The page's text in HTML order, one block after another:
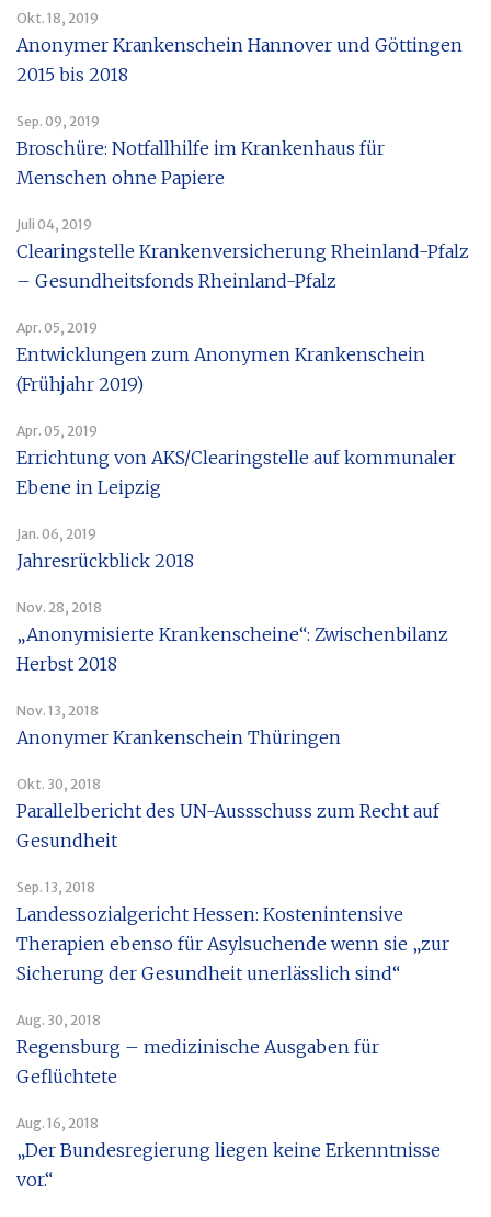
Okt. 18, 2019
Anonymer Krankenschein Hannover und Göttingen
2015 bis 2018
Sep. 09, 2019
Broschüre: Notfallhilfe im Krankenhaus für
Menschen ohne Papiere
Juli 04, 2019
Clearingstelle Krankenversicherung Rheinland-Pfalz
– Gesundheitsfonds Rheinland-Pfalz
Apr. 05, 2019
Entwicklungen zum Anonymen Krankenschein
(Frühjahr 2019)
Apr. 05, 2019
Errichtung von AKS/Clearingstelle auf kommunaler
Ebene in Leipzig
Jan. 06, 2019
Jahresrückblick 2018
Nov. 28, 2018
„Anonymisierte Krankenscheine“: Zwischenbilanz
Herbst 2018
Nov. 13, 2018
Anonymer Krankenschein Thüringen
Okt. 30, 2018
Parallelbericht des UN-Aussschuss zum Recht auf
Gesundheit
Sep. 13, 2018
Landessozialgericht Hessen: Kostenintensive
Therapien ebenso für Asylsuchende wenn sie „zur
Sicherung der Gesundheit unerlässlich sind“
Aug. 30, 2018
Regensburg – medizinische Ausgaben für
Geflüchtete
Aug. 16, 2018
„Der Bundesregierung liegen keine Erkenntnisse
vor.“